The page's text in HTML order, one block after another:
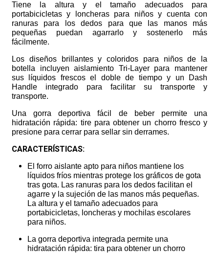
Tiene la altura y el tamaño adecuados para
portabicicletas y loncheras para niños y cuenta con
ranuras para los dedos para que las manos más
pequeñas puedan agarrarlo y sostenerlo más
fácilmente.
Los diseños brillantes y coloridos para niños de la
botella incluyen aislamiento Tri-Layer para mantener
sus líquidos frescos el doble de tiempo y un Dash
Handle integrado para facilitar su transporte y
transporte.
Una gorra deportiva fácil de beber permite una
hidratación rápida: tire para obtener un chorro fresco y
presione para cerrar para sellar sin derrames.
CARACTERÍSTICAS:
El forro aislante apto para niños mantiene los
líquidos fríos mientras protege los gráficos de gota
tras gota. Las ranuras para los dedos facilitan el
agarre y la sujeción de las manos más pequeñas.
La altura y el tamaño adecuados para
portabicicletas, loncheras y mochilas escolares
para niños.
La gorra deportiva integrada permite una
hidratación rápida: tira para obtener un chorro